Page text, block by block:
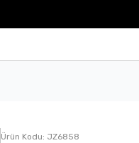
Ürün Kodu: JZ6858